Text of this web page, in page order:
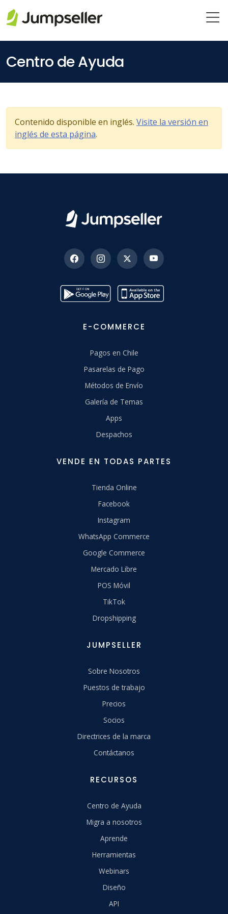
Centro de Ayuda
Contenido disponible en inglés. Visite la versión en
inglés de esta página.
E-COMMERCE
Pagos en Chile
Pasarelas de Pago
Métodos de Envío
Galería de Temas
Apps
Despachos
VENDE EN TODAS PARTES
Tienda Online
Facebook
Instagram
WhatsApp Commerce
Google Commerce
Mercado Libre
POS Móvil
TikTok
Dropshipping
JUMPSELLER
Sobre Nosotros
Puestos de trabajo
Precios
Socios
Directrices de la marca
Contáctanos
RECURSOS
Centro de Ayuda
Migra a nosotros
Aprende
Herramientas
Webinars
Diseño
API